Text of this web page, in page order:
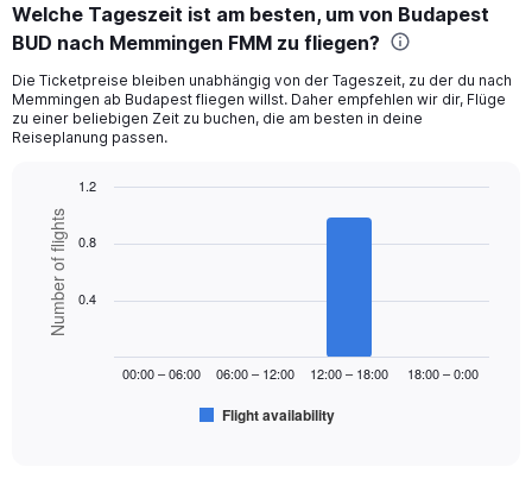
Welche Tageszeit ist am besten, um von Budapest
BUD nach Memmingen FMM zu fliegen?
Die Ticketpreise bleiben unabhängig von der Tageszeit, zu der du nach
Memmingen ab Budapest fliegen willst. Daher empfehlen wir dir, Flüge
zu einer beliebigen Zeit zu buchen, die am besten in deine
Reiseplanung passen.
Bar
chart
with
bars.
The
Chart
graphic.
Number of flights
Flight availability
00:00 – 06:00 06:00 – 12:00 12:00 – 18:00 18:00 – 0:00
0.4
0.8
1.2